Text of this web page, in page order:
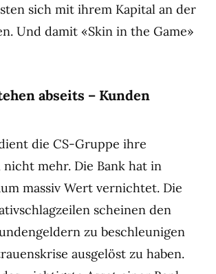
sich mit ihrem Kapital an der
Und damit «Skin in the Game»
abseits – Kunden
die CS-Gruppe ihre
mehr. Die Bank hat in
massiv Wert vernichtet. Die
scheinen den
zu beschleunigen
ausgelöst zu haben.